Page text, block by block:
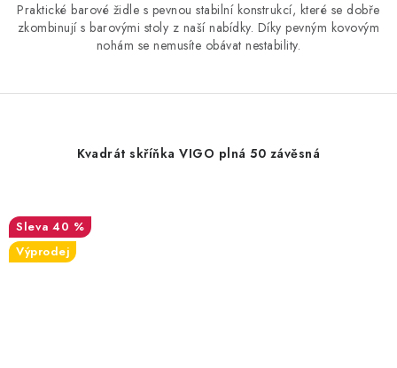
Praktické barové židle s pevnou stabilní konstrukcí, které se dobře
zkombinují s barovými stoly z naší nabídky. Díky pevným kovovým
nohám se nemusíte obávat nestability.
Kvadrát skříňka VIGO plná 50 závěsná
40 %
Výprodej